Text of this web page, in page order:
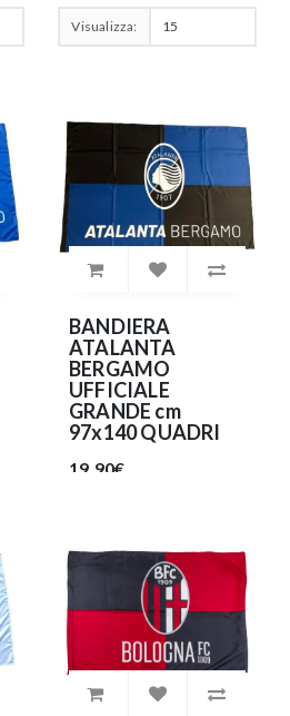
Visualizza:
BANDIERA
ATALANTA
BERGAMO
UFFICIALE
GRANDE cm
97x140 QUADRI
19.90€